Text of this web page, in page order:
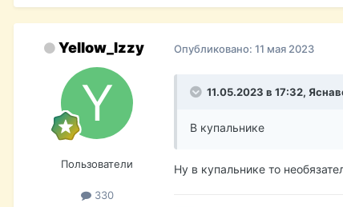
Yellow_Izzy
Пользователи
330
Опубликовано: 11 мая 2023
11.05.2023 в 17:32,
В купальнике
Ну в купальнике то